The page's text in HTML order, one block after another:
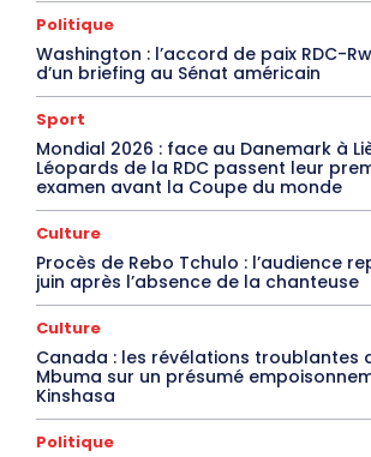
Politique
Washington : l’accord de paix RDC-
d’un briefing au Sénat américain
Sport
Mondial 2026 : face au Danemark à
Léopards de la RDC passent leur
examen avant la Coupe du monde
Culture
Procès de Rebo Tchulo : l’audience
juin après l’absence de la chanteuse
Culture
Canada : les révélations troublantes
Mbuma sur un présumé
Kinshasa
Politique